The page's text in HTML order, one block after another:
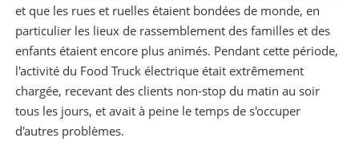
et que les rues et ruelles étaient bondées de monde, en
particulier les lieux de rassemblement des familles et des
enfants étaient encore plus animés. Pendant cette période,
l'activité du Food Truck électrique était extrêmement
chargée, recevant des clients non-stop du matin au soir
tous les jours, et avait à peine le temps de s'occuper
d'autres problèmes.